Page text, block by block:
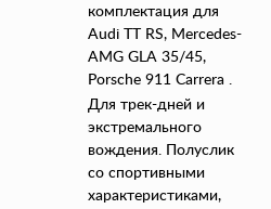
комплектация для
Audi TT RS, Mercedes-
AMG GLA 35/45,
Porsche 911 Carrera .
Для трек-дней и
экстремального
вождения. Полуслик
со спортивными
характеристиками,